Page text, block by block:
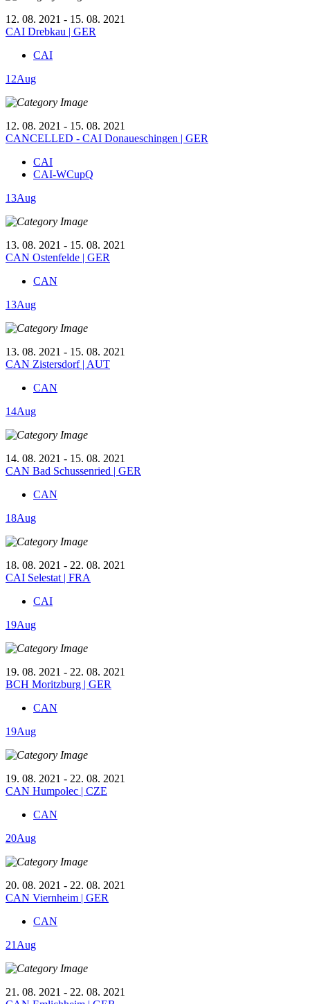
12. 08. 2021 - 15. 08. 2021
CAI Drebkau | GER
CAI
12Aug
12. 08. 2021 - 15. 08. 2021
CANCELLED - CAI Donaueschingen | GER
CAI
CAI-WCupQ
13Aug
13. 08. 2021 - 15. 08. 2021
CAN Ostenfelde | GER
CAN
13Aug
13. 08. 2021 - 15. 08. 2021
CAN Zistersdorf | AUT
CAN
14Aug
14. 08. 2021 - 15. 08. 2021
CAN Bad Schussenried | GER
CAN
18Aug
18. 08. 2021 - 22. 08. 2021
CAI Selestat | FRA
CAI
19Aug
19. 08. 2021 - 22. 08. 2021
BCH Moritzburg | GER
CAN
19Aug
19. 08. 2021 - 22. 08. 2021
CAN Humpolec | CZE
CAN
20Aug
20. 08. 2021 - 22. 08. 2021
CAN Viernheim | GER
CAN
21 Aug
21. 08. 2021 - 22. 08. 2021